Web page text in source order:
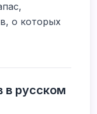
о которых
в русском